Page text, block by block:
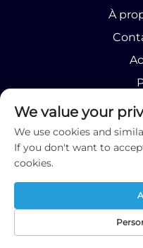
À
International
We value your
We use cookies and
If you don't want to
cookies.